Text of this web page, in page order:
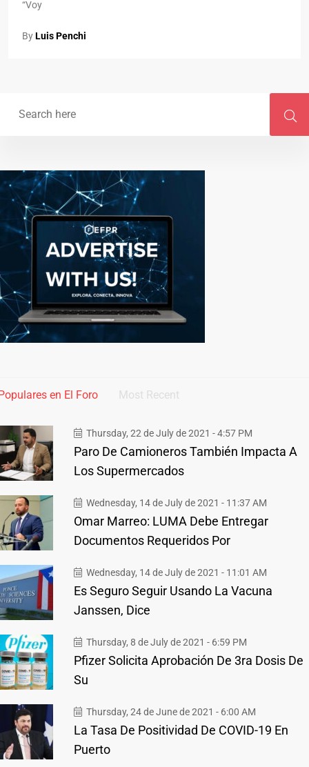
“Voy
ByLuis Penchi
en El Foro Most Recent
Thursday, 22 de July de 2021 - 4:57 PM
Paro De Camioneros También Impacta A
Los Supermercados
Wednesday, 14 de July de 2021 - 11:37 AM
Omar Marreo: LUMA Debe Entregar
Documentos Requeridos Por
Wednesday, 14 de July de 2021 - 11:01 AM
Es Seguro Seguir Usando La Vacuna
Janssen, Dice
Thursday, 8 de July de 2021 - 6:59 PM
Pfizer Solicita Aprobación De 3ra Dosis De
Su
Thursday, 24 de June de 2021 - 6:00 AM
La Tasa De Positividad De COVID-19 En
Puerto